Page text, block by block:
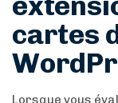
cartes
Lorsque vous